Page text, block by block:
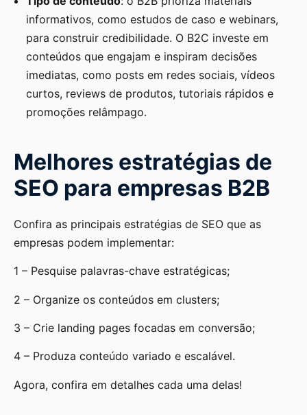
informativos, como estudos de caso e webinars,
para construir credibilidade. O B2C investe em
conteúdos que engajam e inspiram decisões
imediatas, como posts em redes sociais, vídeos
curtos, reviews de produtos, tutoriais rápidos e
promoções relâmpago.
Melhores estratégias de
SEO para empresas B2B
Confira as principais estratégias de SEO que as
empresas podem implementar:
1 – Pesquise palavras-chave estratégicas;
2 – Organize os conteúdos em clusters;
3 – Crie landing pages focadas em conversão;
4 – Produza conteúdo variado e escalável.
Agora, confira em detalhes cada uma delas!